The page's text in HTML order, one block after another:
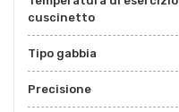
cuscinetto
Tipo gabbia
Precisione